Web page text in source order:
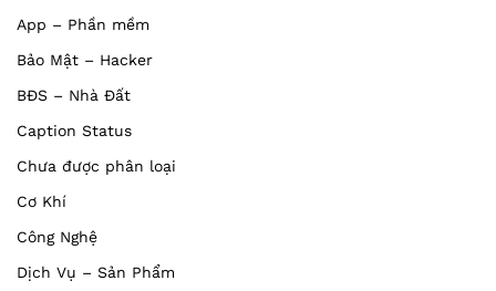
App – Phần mềm
Bảo Mật – Hacker
BĐS – Nhà Đất
Caption Status
Chưa được phân loại
Cơ Khí
Công Nghệ
Dịch Vụ – Sản Phẩm